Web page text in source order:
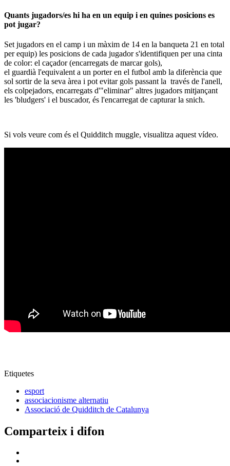
Quants jugadors/es hi ha en un equip i en quines posicions es
pot jugar?
Set jugadors en el camp i un màxim de 14 en la banqueta 21 en total
per equip) les posicions de cada jugador s'identifiquen per una cinta
de color: el caçador (encarregats de marcar gols),
el guardià l'equivalent a un porter en el futbol amb la diferència que
sol sortir de la seva àrea i pot evitar gols passant la través de l'anell,
els colpejadors, encarregats d'"eliminar" altres jugadors mitjançant
les 'bludgers' i el buscador, és l'encarregat de capturar la snich.
Si vols veure com és el Quidditch muggle, visualitza aquest vídeo.
Etiquetes
esport
associacionisme alternatiu
Associació de Quidditch de Catalunya
Comparteix i difon